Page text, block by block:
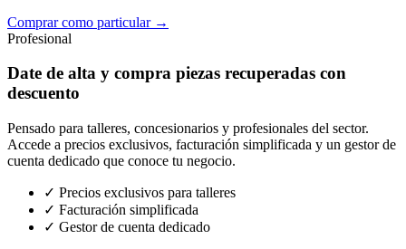
Comprar como particular →
Profesional
Date de alta y compra piezas recuperadas con
descuento
Pensado para talleres, concesionarios y profesionales del sector.
Accede a precios exclusivos, facturación simplificada y un gestor de
cuenta dedicado que conoce tu negocio.
✓ Precios exclusivos para talleres
✓ Facturación simplificada
✓ Gestor de cuenta dedicado